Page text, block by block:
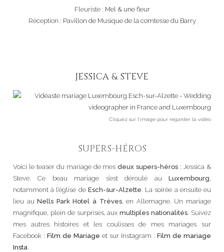
Fleuriste : Mel & une fleur
Réception : Pavillon de Musique de la comtesse du Barry
JESSICA & STEVE
Cliquez sur l’image pour regarder la vidéo
SUPERS-HÉROS
Voici le teaser du mariage de mesdeux supers-héros : Jessica &
Steve. Ce beau mariage s’est déroulé au Luxembourg,
notamment à l’église de Esch-sur-Alzette. La soirée a ensuite eu
lieu auNells Park Hotel à Trèves, en Allemagne. Un mariage
magnifique, plein de surprises, auxmultiples nationalités. Suivez
mes autres histoires et les coulisses de mes mariages sur
Facebook : Film de Mariage et sur Instagram : Film de mariage
Insta.